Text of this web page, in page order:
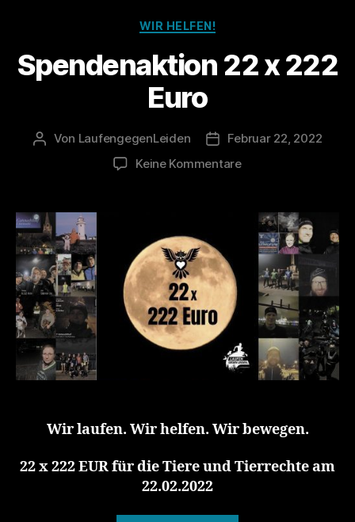
Kategorien
WIR HELFEN!
Spendenaktion 22 x 222
Euro
Beitragsautor
Von LaufengegenLeiden Veröffentlichungsdatum
Februar 22, 2022
Keine Kommentarezu
222
Euro
Wir laufen. Wir helfen. Wir bewegen.
22 x 222 EUR für die Tiere und Tierrechte am
22.02.2022